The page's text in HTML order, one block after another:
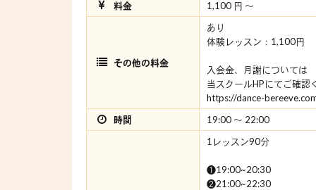
料金 1,100 円 〜
その他の料金
あり
体験レッスン：1,100円
入会金、月謝については
当スクールHPにてご確認
https://dance-
時間
19:00 〜 22:00
1レッスン90分
❶19:00~20:30
❷21:00~22:30